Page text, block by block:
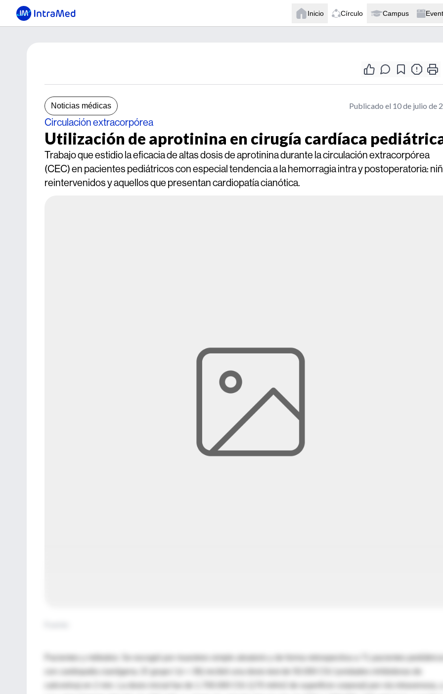
Inicio Círculo Campus
Noticias médicas Publicado el 10 de julio de
Circulación extracorpórea
Utilización de aprotinina en cirugía cardíaca
Trabajo que estidio la eficacia de altas dosis de aprotinina durante la circulación extracorpórea
(CEC) en pacientes pediátricos con especial tendencia a la hemorragia intra y postoperatoria:
reintervenidos y aquellos que presentan cardiopatía cianótica.
Pacientes y métodos: Se escogió por muestreo simple aleatorio y de forma retrospectiva a 71 pacientes
con cardiopatía cianógena. El grupo I (n = 36) recibió una dosis test de 50.000 CIU (unidades inhibidoras de
calicreína) en 2 min. La dosis inicial fue de 1.700.000 CIU (170 ml/m2 de superficie corporal) por vía intravenosa,